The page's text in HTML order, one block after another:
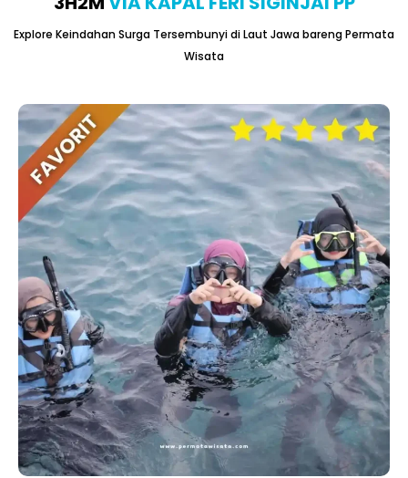
Explore Keindahan Surga Tersembunyi di Laut Jawa bareng Permata
Wisata